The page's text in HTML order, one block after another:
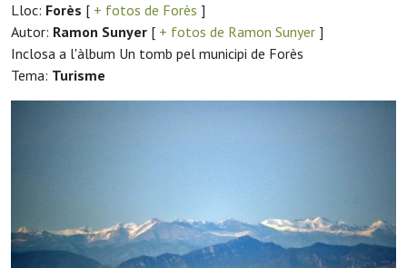
Lloc: Forès [ + fotos de Forès ]
Autor: Ramon Sunyer [ + fotos de Ramon Sunyer ]
Inclosa a l'àlbum Un tomb pel municipi de Forès
Tema: Turisme